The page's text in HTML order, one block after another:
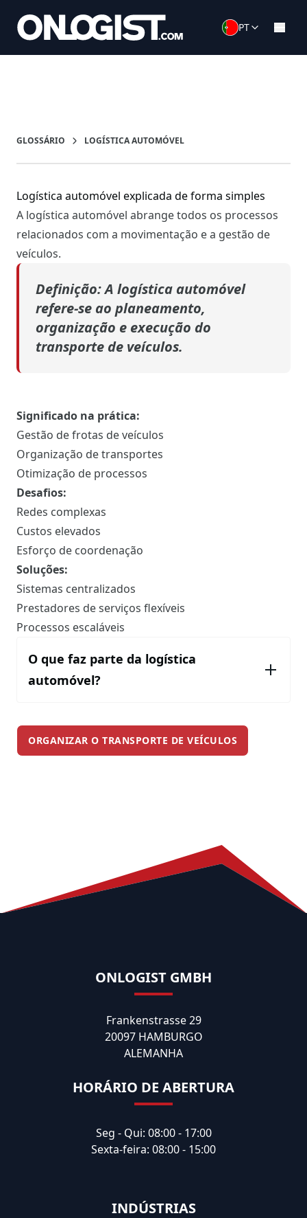
PT
GLOSSÁRIO LOGÍSTICA AUTOMÓVEL
Logística automóvel explicada de forma simples
A logística automóvel abrange todos os processos
relacionados com a movimentação e a gestão de
veículos.
Definição: A logística automóvel
refere-se ao planeamento,
organização e execução do
transporte de veículos.
Significado na prática:
Gestão de frotas de veículos
Organização de transportes
Otimização de processos
Desafios:
Redes complexas
Custos elevados
Esforço de coordenação
Soluções:
Sistemas centralizados
Prestadores de serviços flexíveis
Processos escaláveis
O que faz parte da logística
automóvel?
ORGANIZAR O TRANSPORTE DE VEÍCULOS
ONLOGIST GMBH
Frankenstrasse 29
20097 HAMBURGO
ALEMANHA
HORÁRIO DE ABERTURA
Seg - Qui: 08:00 - 17:00
Sexta-feira: 08:00 - 15:00
INDÚSTRIAS